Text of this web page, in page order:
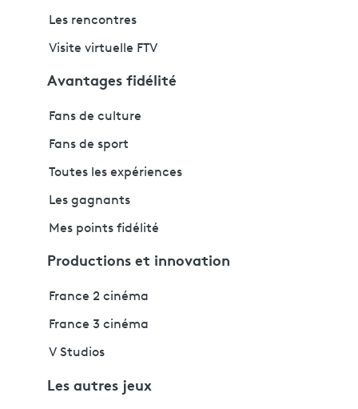
Les rencontres
Visite virtuelle FTV
Avantages fidélité
Fans de culture
Fans de sport
Toutes les expériences
Les gagnants
Mes points fidélité
Productions et innovation
France 2 cinéma
France 3 cinéma
V Studios
Les autres jeux